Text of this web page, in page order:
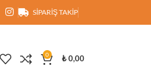
SIPARIŞ TAKIP
0 ₺0,00